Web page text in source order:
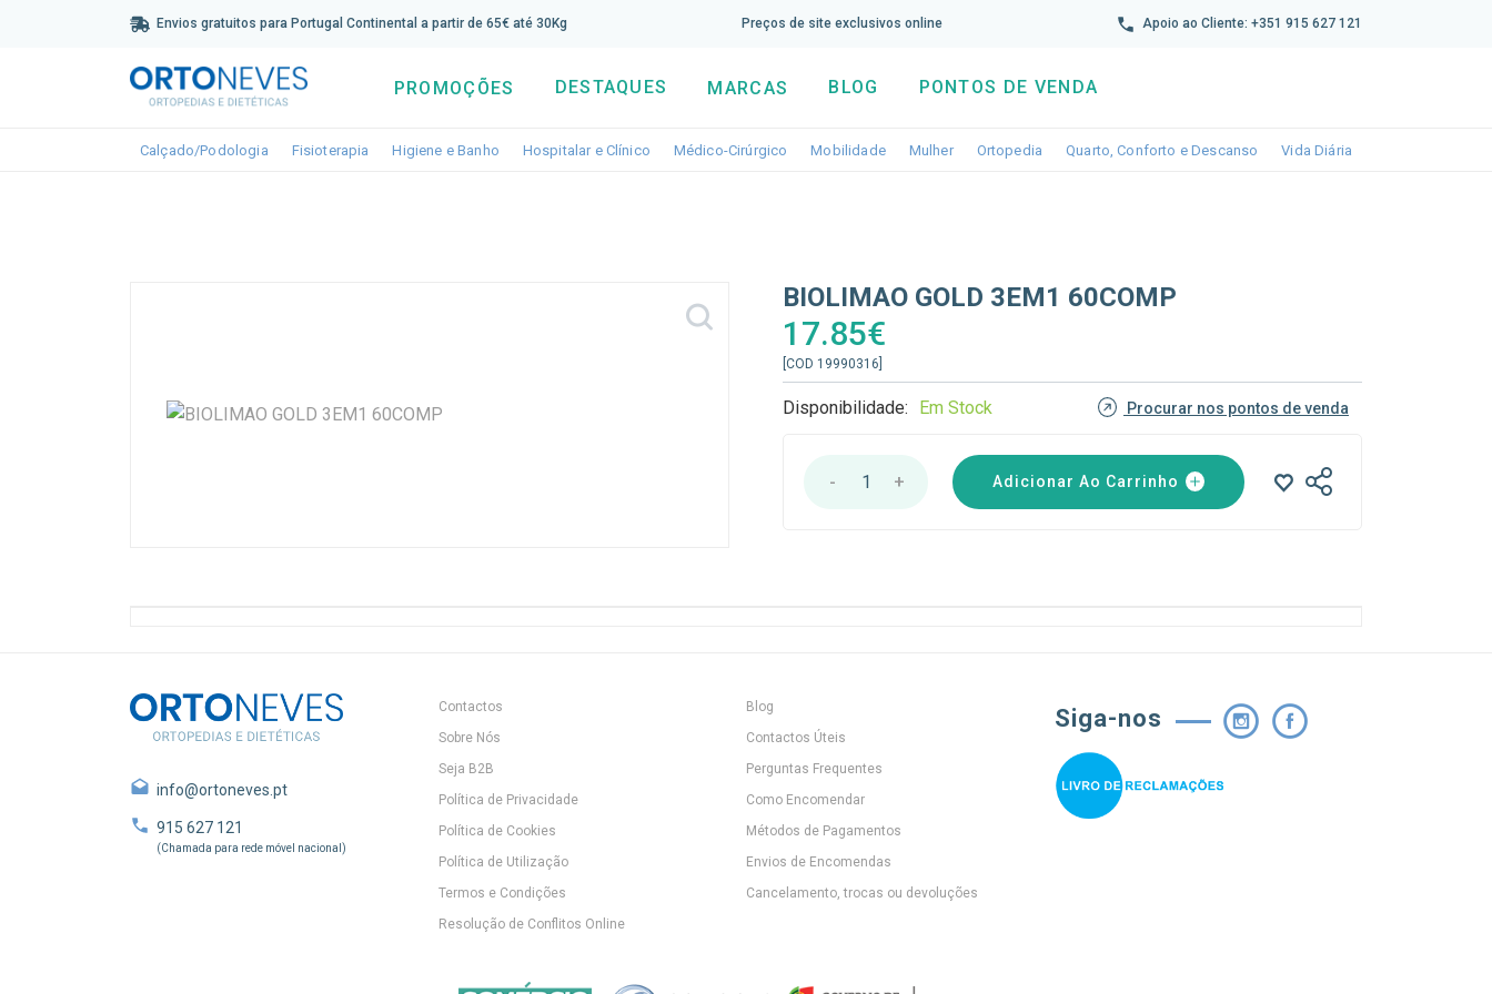
Envios gratuitos para Portugal Continental a partir de 65€ até 30Kg Preços de site exclusivos online Apoio ao Cliente: +351 915 627 121
PROMOÇÕES DESTAQUES MARCAS BLOG PONTOS DE VENDA
Calçado/Podologia Toggle dropdown
Fisioterapia Toggle dropdown
Higiene e Banho Toggle dropdown
Hospitalar e Clínico Toggle dropdown
Médico-Cirúrgico Toggle dropdown
Mobilidade Toggle dropdown
Mulher Toggle dropdown
Ortopedia Toggle dropdown
Quarto, Conforto e Descanso Toggle dropdown
Vida Diária
Subscreva aqui a nossa newsletter e tenha 5% de desconto direto
BIOLIMAO GOLD 3EM1 60COMP
17.85€
[COD 19990316]
Disponibilidade: Em Stock Procurar nos pontos de venda
- 1 + Adicionar Ao Carrinho
info@ortoneves.pt
915 627 121
(Chamada para rede móvel nacional)
Contactos
Sobre Nós
Seja B2B
Política de Privacidade
Política de Cookies
Política de Utilização
Termos e Condições
Resolução de Conflitos Online
Blog
Contactos Úteis
Perguntas Frequentes
Como Encomendar
Métodos de Pagamentos
Envios de Encomendas
Cancelamento, trocas ou devoluções
Siga-nos